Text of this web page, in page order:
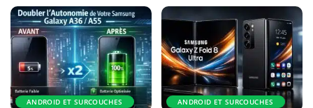
ANDROID ET SURCOUCHES ANDROID ET SURCOUCHES